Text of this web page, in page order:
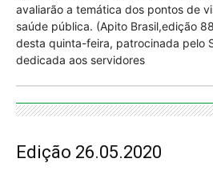
avaliarão a temática dos pontos de
saúde pública. (Apito Brasil,edição
desta quinta-feira, patrocinada pelo
dedicada aos servidores
Edição 26.05.2020